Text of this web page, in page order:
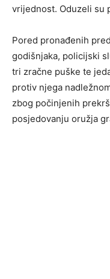
vrijednost. Oduzeli su
Pored pronađenih
godišnjaka, policijski
tri zračne puške te
protiv njega
zbog počinjenih
posjedovanju oružja